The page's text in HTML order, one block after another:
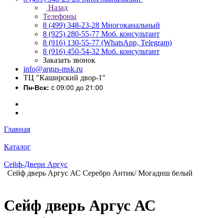
Назад
Телефоны
8 (499) 348-23-28 Многоканальный
8 (925) 280-55-77 Моб. консультант
8 (916) 130-55-77 (WhatsApp, Telegram)
8 (916) 450-54-32 Моб. консультант
Заказать звонок
info@argus-msk.ru
ТЦ "Каширский двор-1"
Пн-Вск: c 09:00 до 21:00
Главная
Каталог
Сейф-Двери Аргус
Сейф дверь Аргус АС Серебро Антик/ Могадиш белый
Сейф дверь Аргус АС